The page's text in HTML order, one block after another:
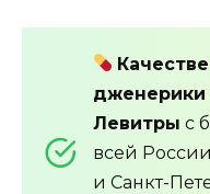
дженерики
Левитры с
всей
и Санкт-